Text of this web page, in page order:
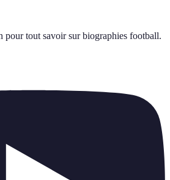
pour tout savoir sur biographies football.